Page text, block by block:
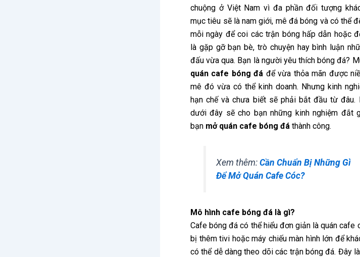
chuộng ở Việt Nam vì đa phần đối tượng
mục tiêu sẽ là nam giới, mê đá bóng và có thể
mỗi ngày để coi các trận bóng hấp dẫn hoặc
là gặp gỡ bạn bè, trò chuyện hay bình luận
đấu vừa qua. Bạn là người yêu thích bóng đá?
quán cafe bóng đá để vừa thỏa mãn được
mê đó vừa có thể kinh doanh. Nhưng kinh
hạn chế và chưa biết sẽ phải bắt đầu từ đâu.
dưới đây sẽ cho bạn những kinh nghiệm đắt
bạn mở quán cafe bóng đá thành công.
Xem thêm:Cần Chuẩn Bị Những Gì
Để Mở Quán Cafe Cóc?
Mô hình cafe bóng đá là gì?
Cafe bóng đá có thể hiểu đơn giản là quán cafe
bị thêm tivi hoặc máy chiếu màn hình lớn để
có thể dễ dàng theo dõi các trận bóng đá. Đây